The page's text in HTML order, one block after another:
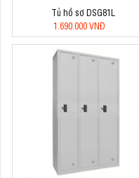
Tủ hồ sơ DSG81L
1.690.000 VNĐ